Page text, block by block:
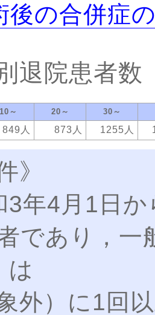
後の合併症
退院患者数
10～ 20～ 30～
849人 873人 1255人
》
3年4月1日
であり，一
は
外）に1回